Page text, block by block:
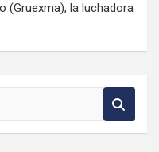
(Gruexma), la luchadora